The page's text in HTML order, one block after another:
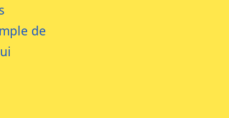
de